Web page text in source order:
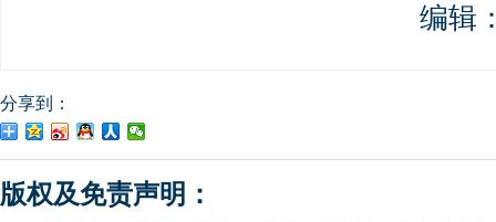
编辑
分享到：
版权及免责声明：